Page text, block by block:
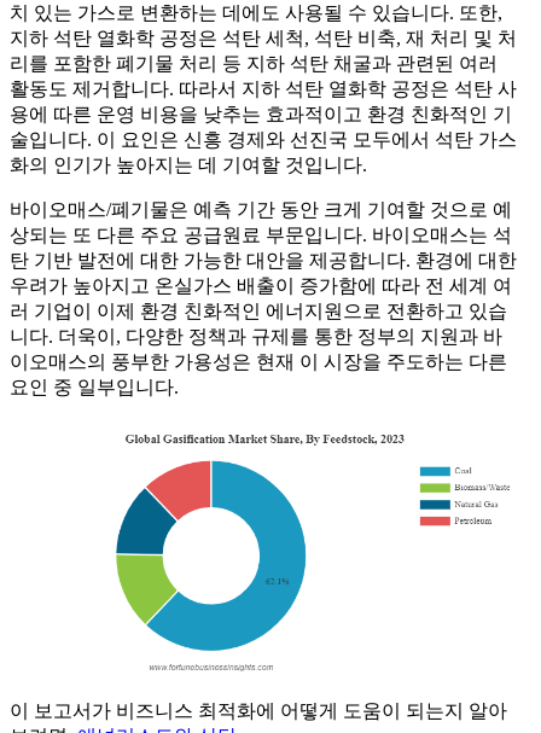
치 있는 가스로 변환하는 데에도 사용될 수 있습니다. 또한,
지하 석탄 열화학 공정은 석탄 세척, 석탄 비축, 재 처리 및 처
리를 포함한 폐기물 처리 등 지하 석탄 채굴과 관련된 여러
활동도 제거합니다. 따라서 지하 석탄 열화학 공정은 석탄 사
용에 따른 운영 비용을 낮추는 효과적이고 환경 친화적인 기
술입니다. 이 요인은 신흥 경제와 선진국 모두에서 석탄 가스
화의 인기가 높아지는 데 기여할 것입니다.
바이오매스/폐기물은 예측 기간 동안 크게 기여할 것으로 예
상되는 또 다른 주요 공급원료 부문입니다. 바이오매스는 석
탄 기반 발전에 대한 가능한 대안을 제공합니다. 환경에 대한
우려가 높아지고 온실가스 배출이 증가함에 따라 전 세계 여
러 기업이 이제 환경 친화적인 에너지원으로 전환하고 있습
니다. 더욱이, 다양한 정책과 규제를 통한 정부의 지원과 바
이오매스의 풍부한 가용성은 현재 이 시장을 주도하는 다른
요인 중 일부입니다.
이 보고서가 비즈니스 최적화에 어떻게 도움이 되는지 알아